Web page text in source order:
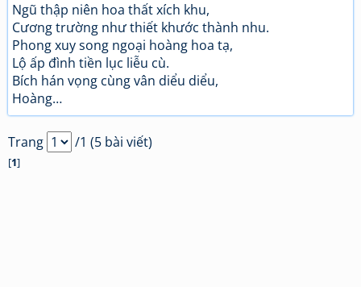
Ngũ thập niên hoa thất xích khu,
Cương trường như thiết khước thành nhu.
Phong xuy song ngoại hoàng hoa tạ,
Lộ ấp đình tiền lục liễu cù.
Bích hán vọng cùng vân diểu diểu,
Hoàng…
Trang /1 (5 bài viết)
[1]